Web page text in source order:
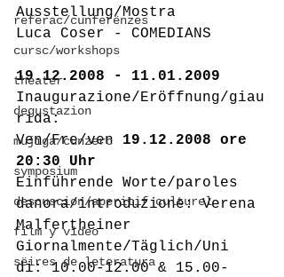
referac/cunferënzes
cursc/workshops
theater
degustazion
mujiga/cunzerc
symposium
descuscion/aperitif culturel
film y video
sëires de leteratura
Ausstellung/Mostra
Luca Coser - COMEDIANS
19.12.2008 - 11.01.2009
Inaugurazione/Eröffnung/giau
rida:
Ven/Fre/ven 19.12.2008 ore
20:30 Uhr
Einführende Worte/paroles
danora/introduzione: Verena
Malfertheiner
Giornalmente/Täglich/Uni
di: 10.00-12.00 & 15.00-